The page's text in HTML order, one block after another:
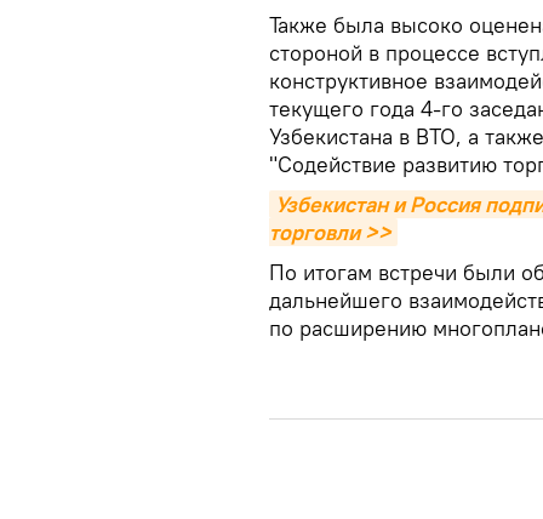
Также была высоко
стороной в процессе
конструктивное
текущего года 4-го
Узбекистана в ВТО, а
"Содействие развитию
Узбекистан и Россия
торговли >>
По итогам встречи были
дальнейшего
по расширению